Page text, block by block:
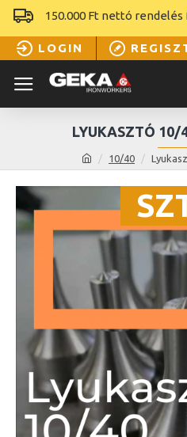
150.000 Ft nettó
LOGIN
10/40
LYUKASZTÓ 10/